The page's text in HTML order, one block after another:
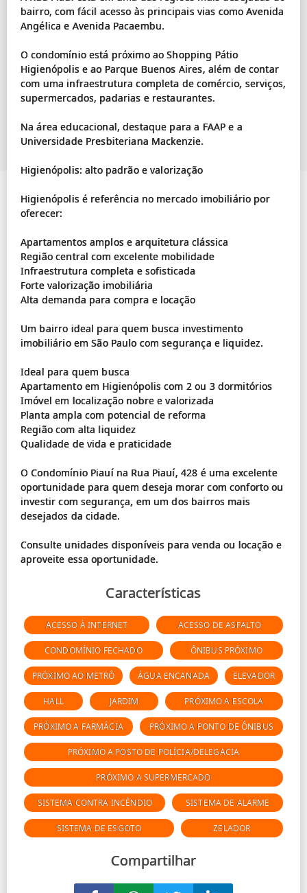
bairro, com fácil acesso às principais vias como Avenida
Angélica e Avenida Pacaembu.
O condomínio está próximo ao Shopping Pátio
Higienópolis e ao Parque Buenos Aires, além de contar
com uma infraestrutura completa de comércio, serviços,
supermercados, padarias e restaurantes.
Na área educacional, destaque para a FAAP e a
Universidade Presbiteriana Mackenzie.
Higienópolis: alto padrão e valorização
Higienópolis é referência no mercado imobiliário por
oferecer:
Apartamentos amplos e arquitetura clássica
Região central com excelente mobilidade
Infraestrutura completa e sofisticada
Forte valorização imobiliária
Alta demanda para compra e locação
Um bairro ideal para quem busca investimento
imobiliário em São Paulo com segurança e liquidez.
Ideal para quem busca
Apartamento em Higienópolis com 2 ou 3 dormitórios
Imóvel em localização nobre e valorizada
Planta ampla com potencial de reforma
Região com alta liquidez
Qualidade de vida e praticidade
O Condomínio Piauí na Rua Piauí, 428 é uma excelente
oportunidade para quem deseja morar com conforto ou
investir com segurança, em um dos bairros mais
desejados da cidade.
Consulte unidades disponíveis para venda ou locação e
Características
ACESSO À INTERNET ACESSO DE ASFALTO
CONDOMÍNIO FECHADO ÔNIBUS PRÓXIMO
PRÓXIMO AO METRÔ ÁGUA ENCANADA ELEVADOR
HALL JARDIM PRÓXIMO A ESCOLA
PRÓXIMO A FARMÁCIA PRÓXIMO A PONTO DE ÔNIBUS
PRÓXIMO A POSTO DE POLÍCIA/DELEGACIA
PRÓXIMO A SUPERMERCADO
SISTEMA CONTRA INCÊNDIO SISTEMA DE ALARME
SISTEMA DE ESGOTO ZELADOR
Compartilhar